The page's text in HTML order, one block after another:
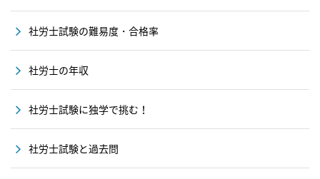
社労士試験の難易度・合格率
社労士の年収
社労士試験に独学で挑む！
社労士試験と過去問